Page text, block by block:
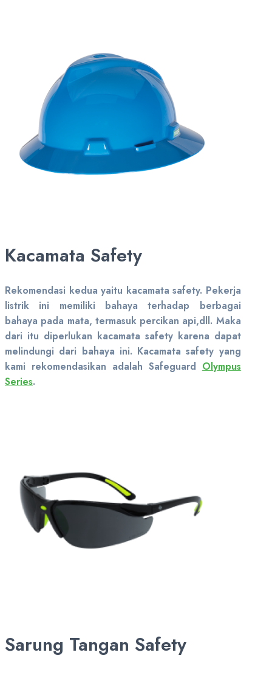
Kacamata Safety
Rekomendasi kedua yaitu kacamata safety. Pekerja
listrik ini memiliki bahaya terhadap berbagai
bahaya pada mata, termasuk percikan api,dll. Maka
dari itu diperlukan kacamata safety karena dapat
melindungi dari bahaya ini. Kacamata safety yang
kami rekomendasikan adalah Safeguard Olympus
Series.
Sarung Tangan Safety